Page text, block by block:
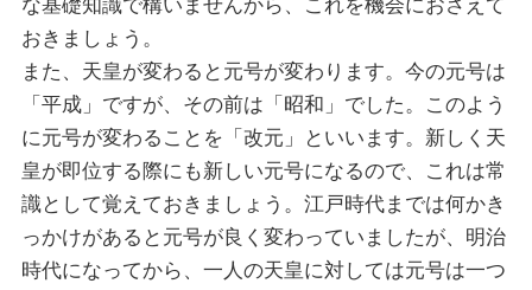
な基礎知識で構いませんから、これを機会におさえて
おきましょう。
また、天皇が変わると元号が変わります。今の元号は
「平成」ですが、その前は「昭和」でした。このよう
に元号が変わることを「改元」といいます。新しく天
皇が即位する際にも新しい元号になるので、これは常
識として覚えておきましょう。江戸時代までは何かき
っかけがあると元号が良く変わっていましたが、明治
時代になってから、一人の天皇に対しては元号は一つ